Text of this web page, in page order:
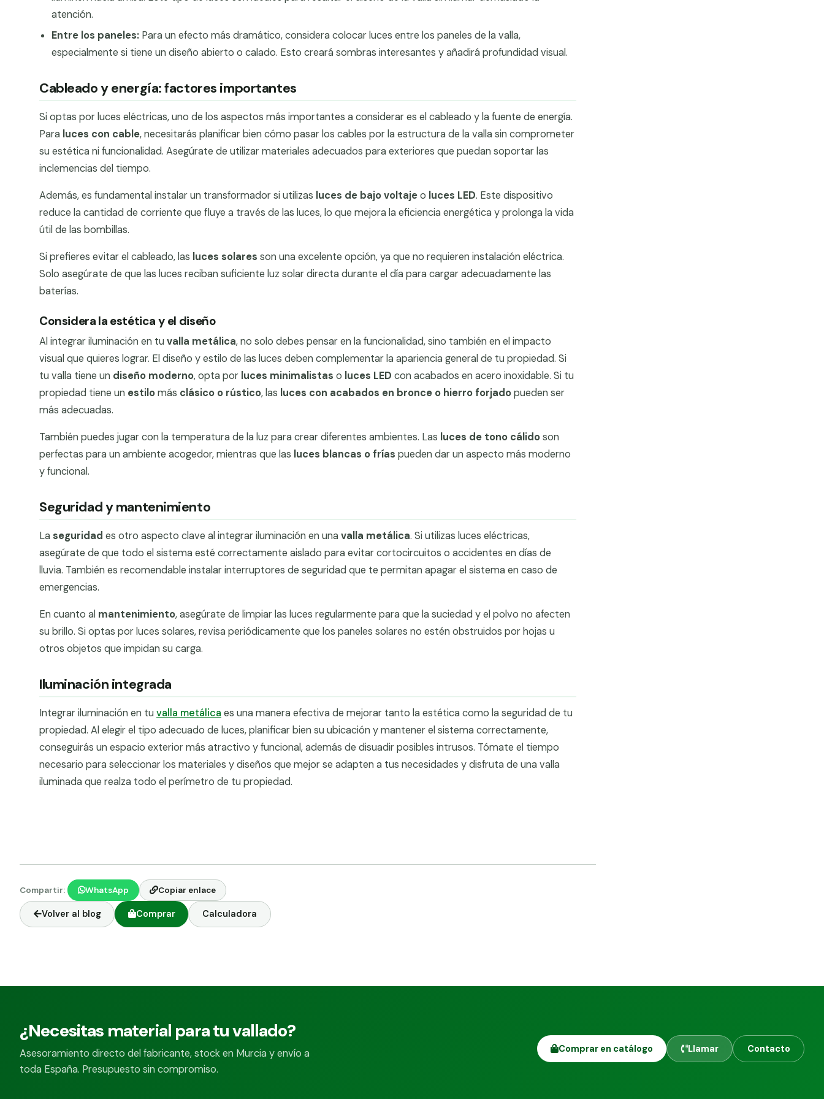
atención.
Entre los paneles: Para un efecto más dramático, considera colocar luces entre los paneles de la valla,
especialmente si tiene un diseño abierto o calado. Esto creará sombras interesantes y añadirá profundidad visual.
Cableado y energía: factores importantes
Si optas por luces eléctricas, uno de los aspectos más importantes a considerar es el cableado y la fuente de energía.
Para luces con cable, necesitarás planificar bien cómo pasar los cables por la estructura de la valla sin comprometer
su estética ni funcionalidad. Asegúrate de utilizar materiales adecuados para exteriores que puedan soportar las
inclemencias del tiempo.
Además, es fundamental instalar un transformador si utilizas luces de bajo voltajeo luces LED. Este dispositivo
reduce la cantidad de corriente que fluye a través de las luces, lo que mejora la eficiencia energética y prolonga la vida
útil de las bombillas.
Si prefieres evitar el cableado, las luces solares son una excelente opción, ya que no requieren instalación eléctrica.
Solo asegúrate de que las luces reciban suficiente luz solar directa durante el día para cargar adecuadamente las
baterías.
Considera la estética y el diseño
Al integrar iluminación en tu valla metálica, no solo debes pensar en la funcionalidad, sino también en el impacto
visual que quieres lograr. El diseño y estilo de las luces deben complementar la apariencia general de tu propiedad. Si
tu valla tiene un diseño moderno, opta por luces minimalistas o luces LED con acabados en acero inoxidable. Si tu
propiedad tiene un estilomás clásico o rústico, las luces con acabados en bronce o hierro forjadopueden ser
más adecuadas.
También puedes jugar con la temperatura de la luz para crear diferentes ambientes. Las luces de tono cálidoson
perfectas para un ambiente acogedor, mientras que las luces blancas o frías pueden dar un aspecto más moderno
y funcional.
Seguridad y mantenimiento
La seguridad es otro aspecto clave al integrar iluminación en una valla metálica. Si utilizas luces eléctricas,
asegúrate de que todo el sistema esté correctamente aislado para evitar cortocircuitos o accidentes en días de
lluvia. También es recomendable instalar interruptores de seguridad que te permitan apagar el sistema en caso de
emergencias.
En cuanto al mantenimiento, asegúrate de limpiar las luces regularmente para que la suciedad y el polvo no afecten
su brillo. Si optas por luces solares, revisa periódicamente que los paneles solares no estén obstruidos por hojas u
otros objetos que impidan su carga.
Iluminación integrada
Integrar iluminación en tu valla metálica es una manera efectiva de mejorar tanto la estética como la seguridad de tu
propiedad. Al elegir el tipo adecuado de luces, planificar bien su ubicación y mantener el sistema correctamente,
conseguirás un espacio exterior más atractivo y funcional, además de disuadir posibles intrusos. Tómate el tiempo
necesario para seleccionar los materiales y diseños que mejor se adapten a tus necesidades y disfruta de una valla
iluminada que realza todo el perímetro de tu propiedad.
Compartir: WhatsApp Copiar enlace
Volver al blog Comprar Calculadora
¿Necesitas material para tu vallado?
Asesoramiento directo del fabricante, stock en Murcia y envío a
toda España. Presupuesto sin compromiso.
Comprar en catálogo Llamar Contacto